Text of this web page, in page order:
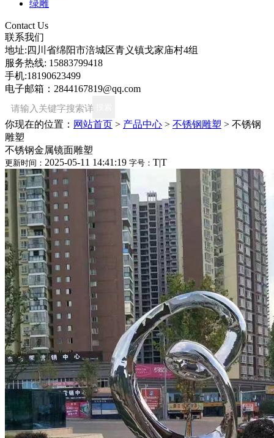
绿雕
Contact Us
联系我们
地址: 四川省绵阳市涪城区青义镇戈家庙村4组
服务热线: 15883799418
手机:18190623499
电子邮箱： 2844167819@qq.com
你现在的位置： 网站首页 > 产品中心 > 不锈钢雕塑 > 不锈钢
雕塑
不锈钢金属镜面雕塑
更新时间： 2025-05-11 14:41:19 字号： T|T